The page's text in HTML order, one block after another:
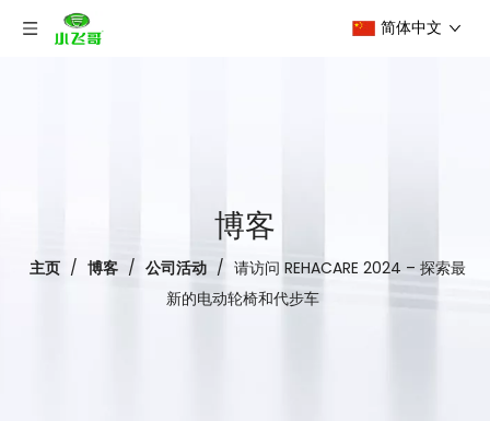
简体中文
博客
主页 / 博客 / 公司活动 / 请访问 REHACARE 2024 – 探索最
新的电动轮椅和代步车